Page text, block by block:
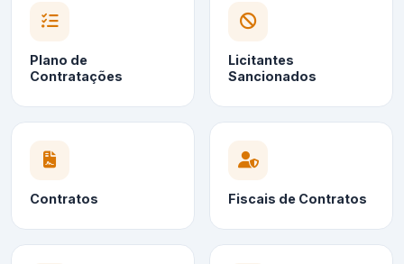
Plano de
Contratações
Licitantes
Sancionados
Contratos Fiscais de Contratos